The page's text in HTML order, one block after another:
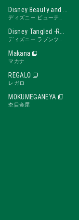
Disney Beauty and the Beast -ROSE Line-
ディズニー ビューティ・アンド・ビースト ローズライン
Disney Tangled -RAPUNZEL Collection-
ディズニー ラプンツェル
Makana
マカナ
REGALO
レガロ
MOKUMEGANEYA
杢目金屋